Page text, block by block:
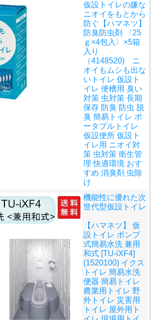
仮設トイレの嫌な
ニオイをもとから
防ぐ 【ハマネツ】
防臭防虫剤 〈25
ｇ×4包入〉×5箱
入り
（4148520) ニ
オイもムシも出な
いトイレ 仮設ト
イレ 便槽用 臭い
対策 虫対策 長期
保存 防臭 防虫 脱
臭 簡易トイレ ポ
ータブルトイレ
仮設便所 仮設ト
イレ用 ニオイ対
策 虫対策 衛生管
理 快適環境 おす
すめ 消臭剤 虫除
け
機能性に優れた次
世代型仮設トイレ
【ハマネツ】 仮
設トイレ ポンプ
式簡易水洗 兼用
和式 [TU-iXF4]
(1520100) イクス
トイレ 簡易水洗
便器 簡易トイレ
農業用トイレ 野
外トイレ 災害用
トイレ 屋外用ト